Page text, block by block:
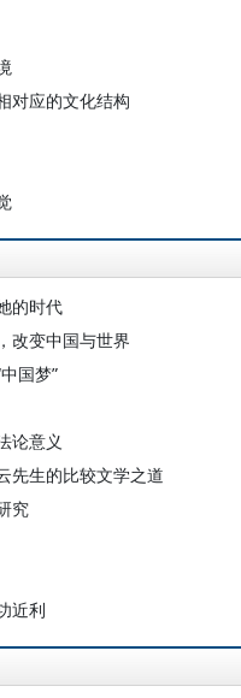
对应的文化结构
的时代
改变中国与世界
国梦”
论意义
生的比较文学之道
究
近利